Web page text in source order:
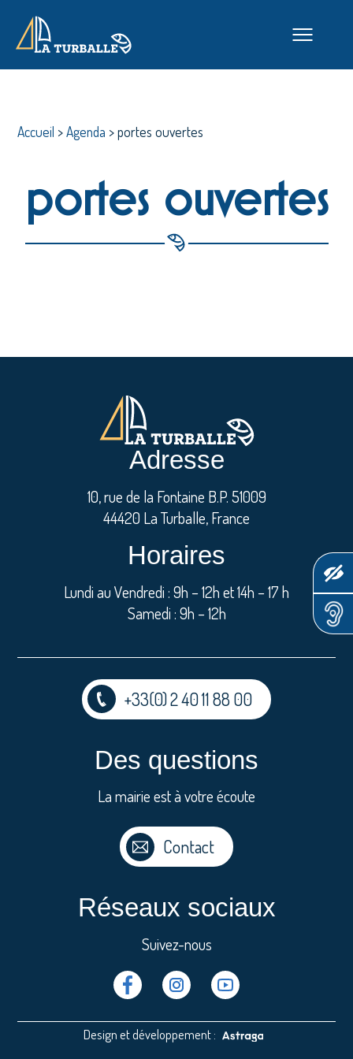
Accueil >Agenda >portes ouvertes
portes ouvertes
Adresse
10, rue de la Fontaine B.P. 51009
44420 La Turballe, France
Horaires
Lundi au Vendredi : 9h – 12h et 14h – 17 h
Samedi : 9h – 12h
+33(0) 2 40 11 88 00
Des questions
La mairie est à votre écoute
Contact
Réseaux sociaux
Suivez-nous
Facebook Instragram
Design et développement :